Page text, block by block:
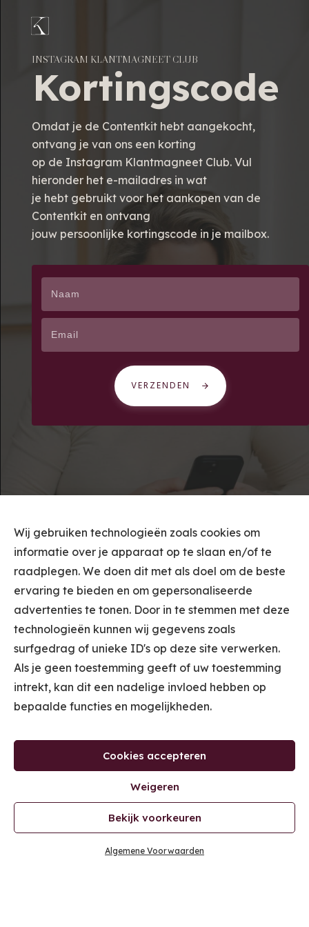
Wij gebruiken technologieën zoals cookies om
informatie over je apparaat op te slaan en/of te
raadplegen. We doen dit met als doel om de beste
ervaring te bieden en om gepersonaliseerde
advertenties te tonen. Door in te stemmen met deze
technologieën kunnen wij gegevens zoals
surfgedrag of unieke ID's op deze site verwerken.
Als je geen toestemming geeft of uw toestemming
intrekt, kan dit een nadelige invloed hebben op
bepaalde functies en mogelijkheden.
Cookies accepteren
Weigeren
Bekijk voorkeuren
Algemene Voorwaarden
INSTAGRAM KLANTMAGNEET CLUB
Kortingscode
Omdat je de Contentkit hebt aangekocht,
ontvang je van ons een korting
op de Instagram Klantmagneet Club. Vul
hieronder het e-mailadres in wat
je hebt gebruikt voor het aankopen van de
Contentkit en ontvang
jouw persoonlijke kortingscode in je mailbox.
VERZENDEN